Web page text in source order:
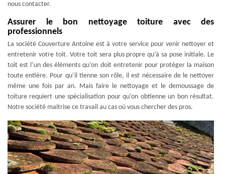
nous contacter.
Assurer le bon nettoyage toiture avec des
professionnels
La société Couverture Antoine est à votre service pour venir nettoyer et
entretenir votre toit. Votre toit sera plus propre qu’à sa pose initiale. Le
toit est l’un des éléments qu’on doit entretenir pour protéger la maison
toute entière. Pour qu’il tienne son rôle, il est nécessaire de le nettoyer
même une fois par an. Mais faire le nettoyage et le demoussage de
toiture requiert une spécialisation pour qu’on obtienne un bon résultat.
Notre société maitrise ce travail au cas où vous chercher des pros.